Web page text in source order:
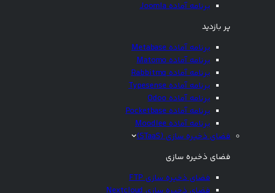
برنامه آماده Joomla
پر بازدید
برنامه آماده Metabase
برنامه آماده Matomo
برنامه آماده Rabbitmq
برنامه آماده Typesense
برنامه آماده Odoo
برنامه آماده Pocketbase
برنامه آماده Moodlee
فضای ذخیره سازی (STaaS)
فضای ذخیره سازی
فضای ذخیره سازی FTP